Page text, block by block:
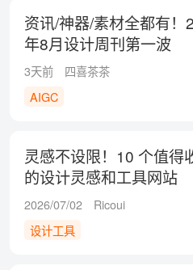
资讯/神器/素材全都有！
年8月设计周刊第一波
3天前
四喜茶茶
AIGC
灵感不设限！10 个值得
的设计灵感和工具网站
2026/07/02
Ricoui
设计工具